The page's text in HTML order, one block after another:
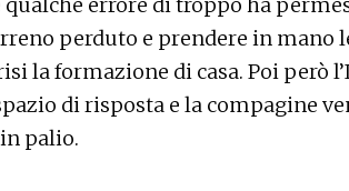
perduto e prendere in mano
la formazione di casa. Poi però
di risposta e la compagine
palio.